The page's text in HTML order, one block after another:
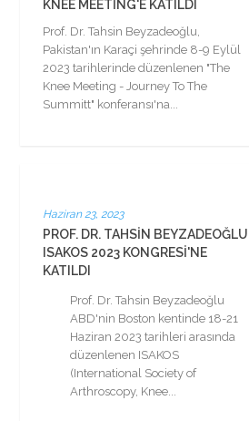
KNEE MEETING'E KATILDI
Prof. Dr. Tahsin Beyzadeoğlu,
Pakistan'ın Karaçi şehrinde 8-9 Eylül
2023 tarihlerinde düzenlenen "The
Knee Meeting - Journey To The
Summitt" konferansı'na...
Haziran 23, 2023
PROF. DR. TAHSIN BEYZADEOĞLU
ISAKOS 2023 KONGRESI'NE
KATILDI
Prof. Dr. Tahsin Beyzadeoğlu
ABD'nin Boston kentinde 18-21
Haziran 2023 tarihleri arasında
düzenlenen ISAKOS
(International Society of
Arthroscopy, Knee...